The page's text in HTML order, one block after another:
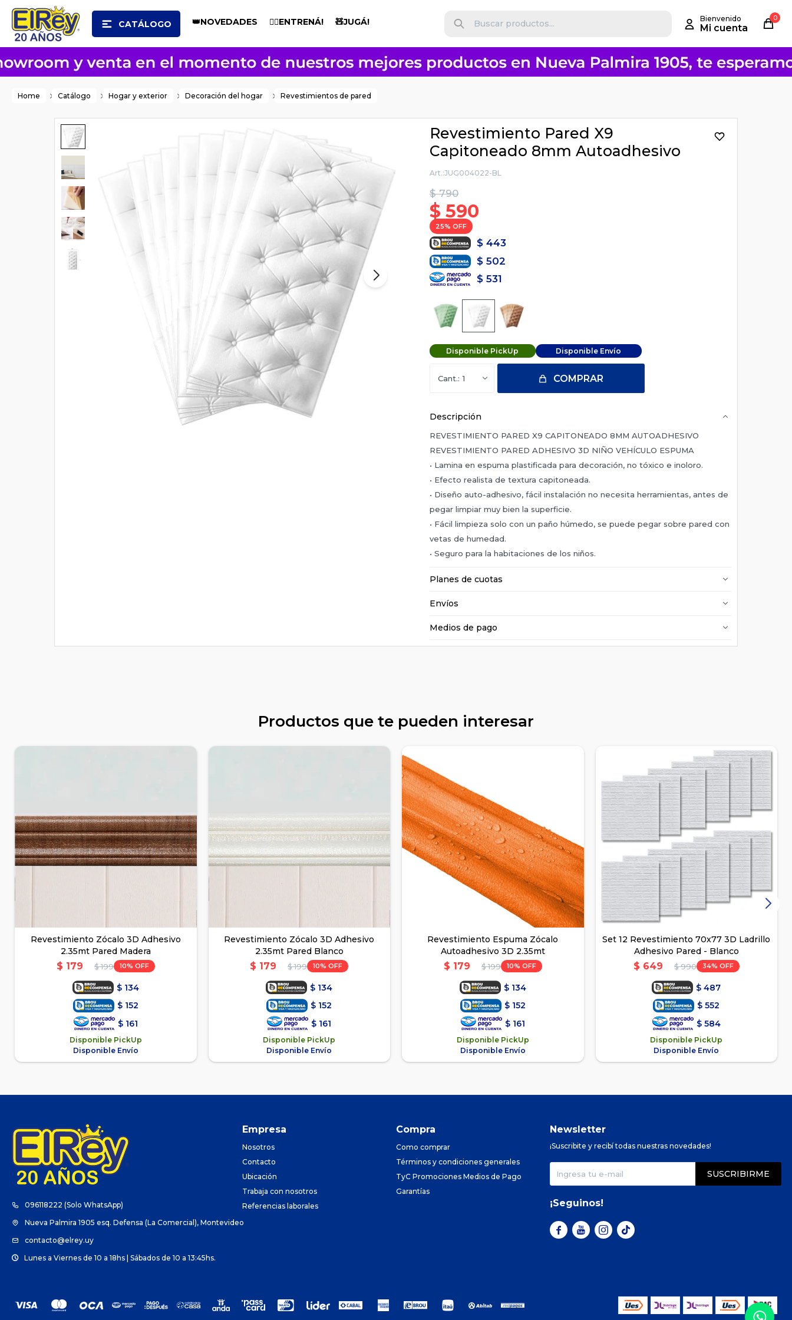
CATÁLOGO 👑NOVEDADES 🏋️‍♂️ENTRENÁ! 🧸JUGÁ! 0
Home Catálogo Hogar y exterior Decoración del hogar Revestimientos de pared
Revestimiento Pared X9
Capitoneado 8mm Autoadhesivo
JUG004022-BL
$ 790
$ 590
25
$ 443
$ 502
$ 531
Disponible PickUp Disponible Envío
1 COMPRAR
Descripción
REVESTIMIENTO PARED X9 CAPITONEADO 8MM AUTOADHESIVO
REVESTIMIENTO PARED ADHESIVO 3D NIÑO VEHÍCULO ESPUMA
• Lamina en espuma plastificada para decoración, no tóxico e inoloro.
• Efecto realista de textura capitoneada.
• Diseño auto-adhesivo, fácil instalación no necesita herramientas, antes de
pegar limpiar muy bien la superficie.
• Fácil limpieza solo con un paño húmedo, se puede pegar sobre pared con
vetas de humedad.
• Seguro para la habitaciones de los niños.
Planes de cuotas
Envíos
Medios de pago
Productos que te pueden interesar
Revestimiento Zócalo 3D Adhesivo
2.35mt Pared Madera
$ 179 $ 199 10
$ 134
$ 152
$ 161
Disponible PickUp
Disponible Envío
Revestimiento Zócalo 3D Adhesivo
2.35mt Pared Blanco
$ 179 $ 199 10
$ 134
$ 152
$ 161
Disponible PickUp
Disponible Envío
Revestimiento Espuma Zócalo
Autoadhesivo 3D 2.35mt
$ 179 $ 199 10
$ 134
$ 152
$ 161
Disponible PickUp
Disponible Envío
Set 12 Revestimiento 70x77 3D Ladrillo
Adhesivo Pared - Blanco
$ 649 $ 990 34
$ 487
$ 552
$ 584
Disponible PickUp
Disponible Envío
096118222 (Solo WhatsApp)
Nueva Palmira 1905 esq. Defensa (La Comercial), Montevideo
contacto@elrey.uy
Lunes a Viernes de 10 a 18hs | Sábados de 10 a 13:45hs.
Empresa
Nosotros
Contacto
Ubicación
Trabaja con nosotros
Referencias laborales
Compra
Como comprar
Términos y condiciones generales
TyC Promociones Medios de Pago
Garantías
Newsletter
¡Suscribite y recibí todas nuestras novedades!
SUSCRIBIRME
¡Seguinos!
  